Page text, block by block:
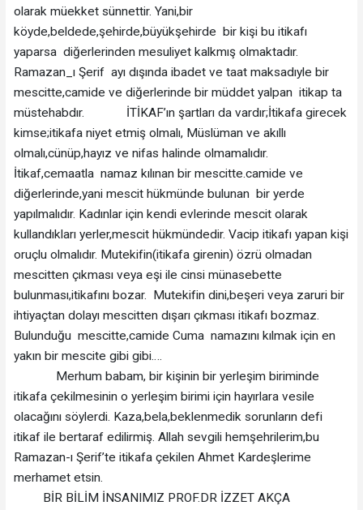
olarak müekket sünnettir. Yani,bir
köyde,beldede,şehirde,büyükşehirde bir kişi bu itikafı
yaparsa diğerlerinden mesuliyet kalkmış olmaktadır.
Ramazan_ı Şerif ayı dışında ibadet ve taat maksadıyle bir
mescitte,camide ve diğerlerinde bir müddet yalpan itikap ta
müstehabdır. İTİKAF’ın şartları da vardır;İtikafa girecek
kimse;itikafa niyet etmiş olmalı, Müslüman ve akıllı
olmalı,cünüp,hayız ve nifas halinde olmamalıdır.
İtikaf,cemaatla namaz kılınan bir mescitte.camide ve
diğerlerinde,yani mescit hükmünde bulunan bir yerde
yapılmalıdır. Kadınlar için kendi evlerinde mescit olarak
kullandıkları yerler,mescit hükmündedir. Vacip itikafı yapan kişi
oruçlu olmalıdır. Mutekifin(itikafa girenin) özrü olmadan
mescitten çıkması veya eşi ile cinsi münasebette
bulunması,itikafını bozar. Mutekifin dini,beşeri veya zaruri bir
ihtiyaçtan dolayı mescitten dışarı çıkması itikafı bozmaz.
Bulunduğu mescitte,camide Cuma namazını kılmak için en
yakın bir mescite gibi gibi….
Merhum babam, bir kişinin bir yerleşim biriminde
itikafa çekilmesinin o yerleşim birimi için hayırlara vesile
olacağını söylerdi. Kaza,bela,beklenmedik sorunların defi
itikaf ile bertaraf edilirmiş. Allah sevgili hemşehrilerim,bu
Ramazan-ı Şerif’te itikafa çekilen Ahmet Kardeşlerime
merhamet etsin.
BİR BİLİM İNSANIMIZ PROF.DR İZZET AKÇA